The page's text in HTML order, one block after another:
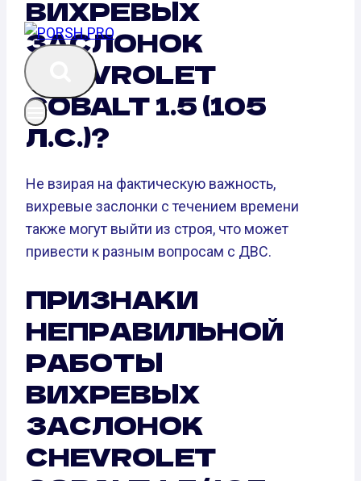
ВИХРЕВЫХ
ЗАСЛОНОК
CHEVROLET
COBALT 1.5 (105
Л.С.)?
Не взирая на фактическую важность,
вихревые заслонки с течением времени
также могут выйти из строя, что может
привести к разным вопросам с ДВС.
ПРИЗНАКИ
НЕПРАВИЛЬНОЙ
РАБОТЫ
ВИХРЕВЫХ
ЗАСЛОНОК
CHEVROLET